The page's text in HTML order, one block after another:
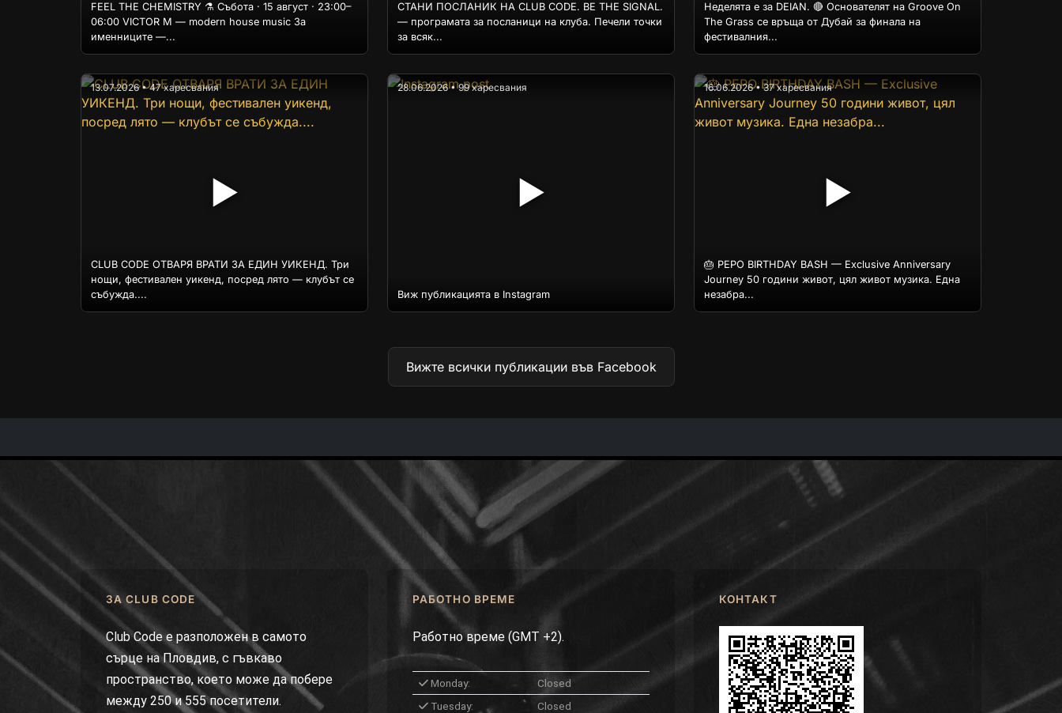
FEEL THE CHEMISTRY ⚗️ Събота · 15 август · 23:00–
06:00 VICTOR M — modern house music За
именниците —...
СТАНИ ПОСЛАНИК НА CLUB CODE. BE THE SIGNAL.
— програмата за посланици на клуба. Печели точки
за всяк...
Неделята е за DEIAN. 🔴 Основателят на Groove On
The Grass се връща от Дубай за финала на
фестивалния...
▶
13.07.2026 • 47 харесвания
CLUB CODE ОТВАРЯ ВРАТИ ЗА ЕДИН УИКЕНД. Три
нощи, фестивален уикенд, посред лято — клубът се
събужда....
▶
28.06.2026 • 99 харесвания
Виж публикацията в Instagram
▶
16.06.2026 • 37 харесвания
🎂 PEPO BIRTHDAY BASH — Exclusive Anniversary
Journey 50 години живот, цял живот музика. Една
незабра...
Вижте всички публикации във Facebook
ЗА CLUB CODE
Club Code е разположен в самото
сърце на Пловдив, с гъвкаво
пространство, което може да побере
между 250 и 555 посетители.
РАБОТНО ВРЕМЕ
Работно време (GMT +2).
Monday:
Closed
Tuesday:
Closed
КОНТАКТ